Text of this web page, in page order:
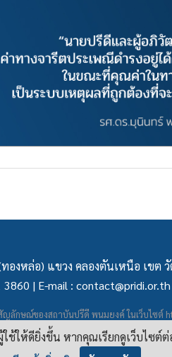
งหล่อ) แขวง คลองตันเหนือ เขต
| E-mail : contact@pridi.or.th
ลักษณ์ของสถาบันปรีดี พนมยงค์ ในเว็บไซต์
ครีเอทีฟคอมมอนส์แบบแสดงที่มา-ไม่ใช่เชิงพา
ช้ให้ดียิ่งขึ้น หากคุณเรียกดูเว็บไซ